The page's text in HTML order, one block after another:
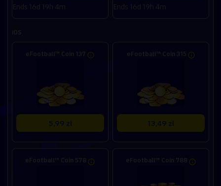
Ends 16d 19h 4m
Ends 16d 19h 4m
eFootball™ Coin 137
5,99 zł
eFootball™ Coin 315
13,49 zł
eFootball™ Coin 578 eFootball™ Coin 788